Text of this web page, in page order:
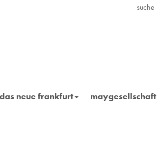
suche
das neue frankfurt maygesellschaft